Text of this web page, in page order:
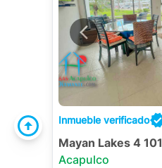
Inmueble verificado
Mayan Lakes 4 101
Acapulco